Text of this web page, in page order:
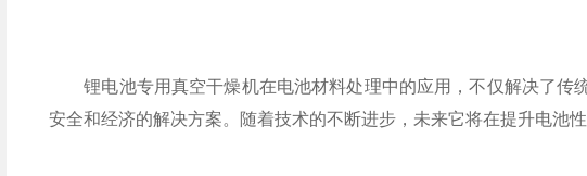
锂电池专用真空干燥机在电池材料处理中的应用，不仅解决了传
安全和经济的解决方案。随着技术的不断进步，未来它将在提升电池